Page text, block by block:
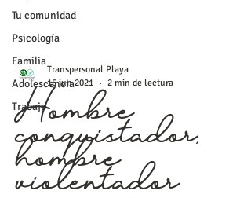
Tu comunidad
Psicología
Familia
Adolescencia
Trabajo
Transpersonal Playa
15 jun 2021
2 min de lectura
Hombre
conquistador,
hombre
violentador